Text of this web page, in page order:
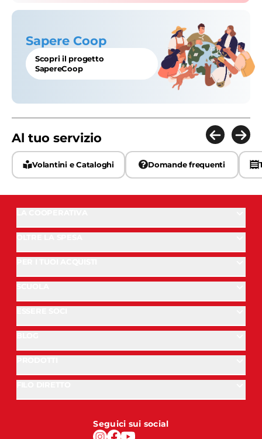
Sapere Coop
Scopri il progetto
SapereCoop
Al tuo servizio
Volantini e Cataloghi Domande frequenti
Seguici sui social